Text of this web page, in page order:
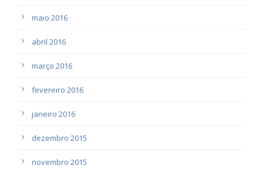
maio 2016
abril 2016
março 2016
fevereiro 2016
janeiro 2016
dezembro 2015
novembro 2015